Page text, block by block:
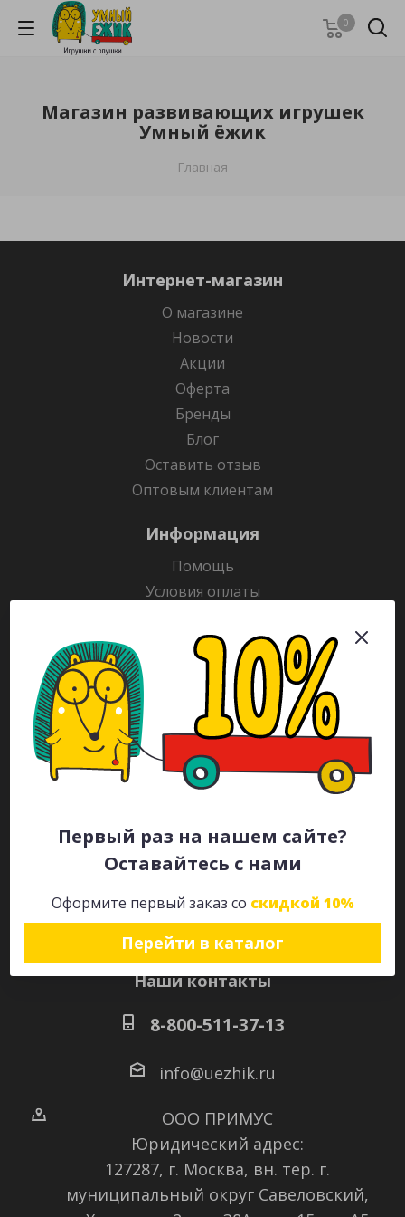
Первый раз на нашем сайте?
Оставайтесь с нами
Оформите первый заказ со скидкой 10%
Перейти в каталог
0
Магазин развивающих игрушек
Умный ёжик
Главная
Интернет-магазин
О магазине
Новости
Акции
Оферта
Бренды
Блог
Оставить отзыв
Оптовым клиентам
Информация
Помощь
Условия оплаты
Гарантия на товар
Раскраски
Рекламодателям
Каталог
Будьте всегда в курсе!
Наши контакты
8-800-511-37-13
info@uezhik.ru
ООО ПРИМУС
Юридический адрес:
127287, г. Москва, вн. тер. г.
муниципальный округ Савеловский,